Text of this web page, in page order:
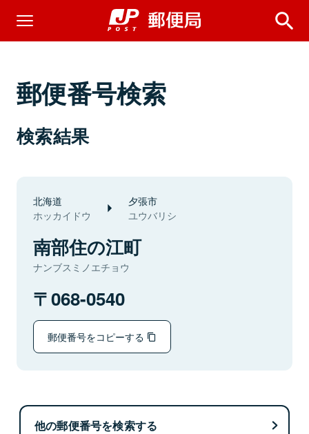
郵便番号検索
検索結果
北海道
ホッカイドウ
夕張市
ユウバリシ
南部住の江町
ナンブスミノエチョウ
068-0540
郵便番号をコピーする
他の郵便番号を検索する